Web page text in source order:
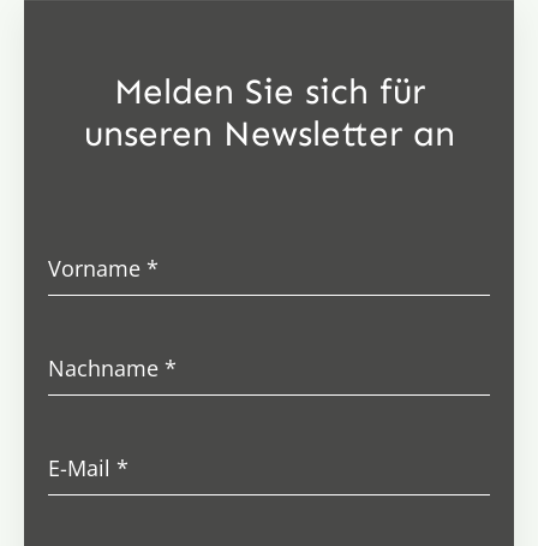
Melden Sie sich für
unseren Newsletter an
Vorname*
Nachname*
E-Mail*